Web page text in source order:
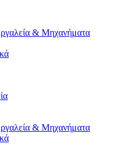
& Μηχανήματα
& Μηχανήματα